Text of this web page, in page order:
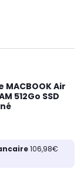
Air
512Go SSD
106,98€